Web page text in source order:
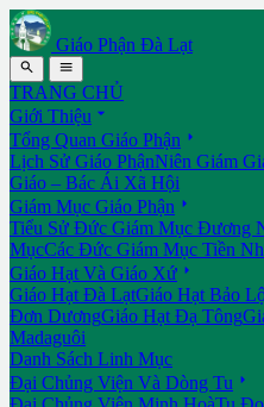
Giáo Phận Đà Lạt
 
TRANG CHỦ
Giới Thiệu 
Tổng Quan Giáo Phận 
Lịch Sử Giáo PhậnNiên Giám
Giáo – Bác Ái Xã Hội
Giám Mục Giáo Phận 
Tiểu Sử Đức Giám Mục Đương
MụcCác Đức Giám Mục Tiền
Giáo Hạt Và Giáo Xứ 
Giáo Hạt Đà LạtGiáo Hạt Bảo
Đơn DươngGiáo Hạt Đạ Tông
Madaguôi
Danh Sách Linh Mục
Đại Chủng Viện Và Dòng Tu 